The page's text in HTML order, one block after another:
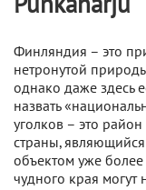
Финляндия – это
нетронутой
однако даже здесь
назвать
уголков – это
страны,
объектом уже более
чудного края могут